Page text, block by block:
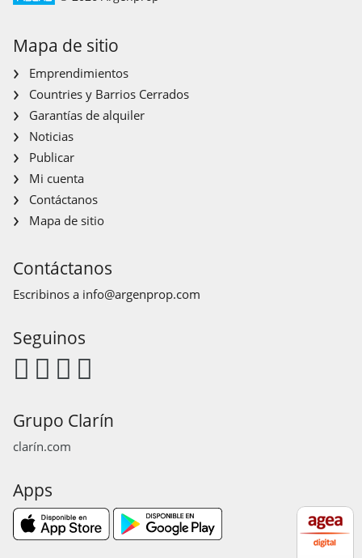
Mapa de sitio
Emprendimientos
Countries y Barrios Cerrados
Garantías de alquiler
Noticias
Publicar
Mi cuenta
Contáctanos
Mapa de sitio
Contáctanos
Escribinos a info@argenprop.com
Seguinos
Grupo Clarín
clarín.com
Apps